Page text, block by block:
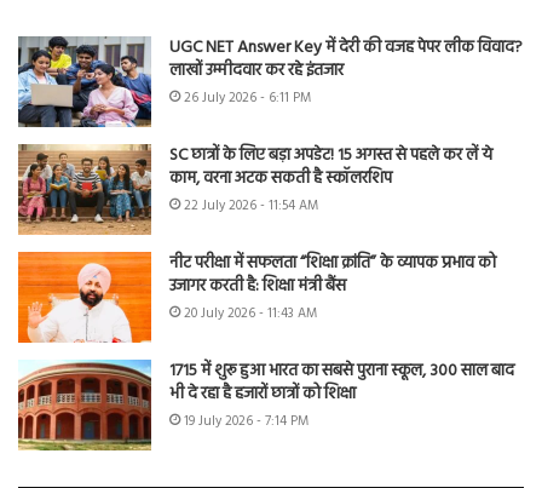
UGC NET Answer Key में देरी की वजह पेपर लीक विवाद?
लाखों उम्मीदवार कर रहे इंतजार
26 July 2026 - 6:11 PM
SC छात्रों के लिए बड़ा अपडेट! 15 अगस्त से पहले कर लें ये
काम, वरना अटक सकती है स्कॉलरशिप
22 July 2026 - 11:54 AM
नीट परीक्षा में सफलता “शिक्षा क्रांति” के व्यापक प्रभाव को
उजागर करती है: शिक्षा मंत्री बैंस
20 July 2026 - 11:43 AM
1715 में शुरू हुआ भारत का सबसे पुराना स्कूल, 300 साल बाद
भी दे रहा है हजारों छात्रों को शिक्षा
19 July 2026 - 7:14 PM